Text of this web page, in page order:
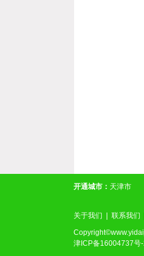
开通城市： 天津市
关于我们 联系我们
津ICP备16004737号